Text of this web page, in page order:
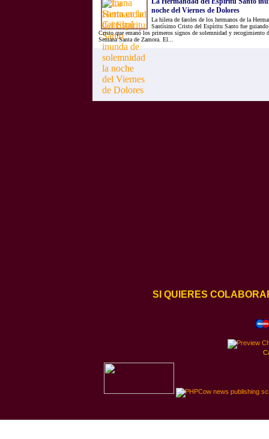
noche del Viernes de Dolores
La hilera de faroles de los hermanos de la
Santísimo Cristo del Espíritu Santo fue
Cristo que emanó los primeros signos de solemnidad y recogimiento
Semana Santa de Zamora. El...
SI QUIERES